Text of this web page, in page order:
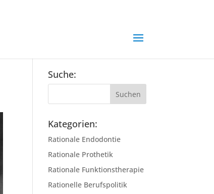
Suche:
Kategorien:
Rationale Endodontie
Rationale Prothetik
Rationale Funktionstherapie
Rationelle Berufspolitik